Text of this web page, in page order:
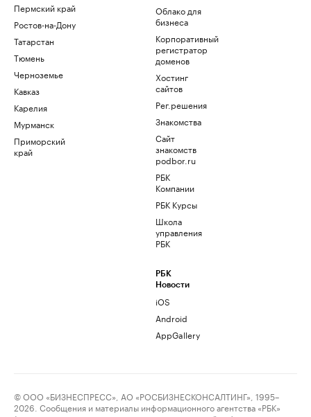
Пермский край
Ростов-на-Дону
Татарстан
Тюмень
Черноземье
Кавказ
Карелия
Мурманск
Приморский
край
Облако для
бизнеса
Корпоративный
регистратор
доменов
Хостинг
сайтов
Рег.решения
Знакомства
Сайт
знакомств
podbor.ru
РБК
Компании
РБК Курсы
Школа
управления
РБК
РБК
Новости
iOS
Android
AppGallery
© ООО «БИЗНЕСПРЕСС», АО «РОСБИЗНЕСКОНСАЛТИНГ», 1995–
2026. Сообщения и материалы информационного агентства «РБК»